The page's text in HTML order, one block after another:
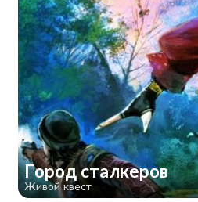
Город сталкеров
Живой квест